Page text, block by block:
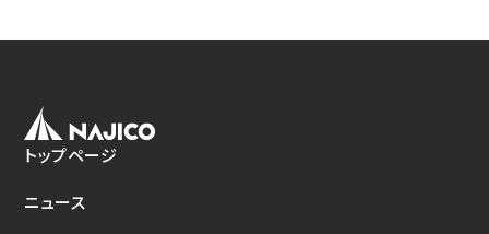
トップページ
ニュース